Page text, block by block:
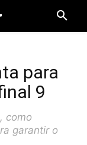
para
9
como
garantir o